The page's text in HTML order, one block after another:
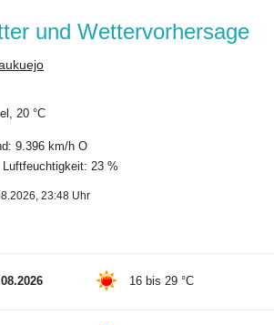
und Wettervorhersage
20 °C
9.396 km/h O
23 %
23:48 Uhr
16 bis 29 °C